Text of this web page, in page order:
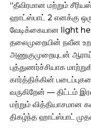
“தீவிரமான மற்றும்
ஹாட்ஸ்பாட் 2 எனக்கு
வேடிக்கையான light
தலைமுறையின் நவீன
அணுகுமுறையுடன்
புத்துணர்ச்சியாக
கார்த்திக்கின்
வருகிறேன் — திட்டம்
மற்றும் வித்தியாசமான
திகழ்ந்த ஹாட்ஸ்பாட்